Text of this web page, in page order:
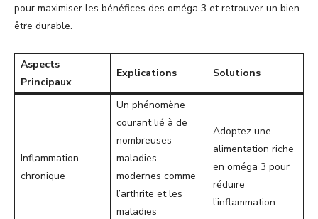
pour maximiser les bénéfices des oméga 3 et retrouver un bien-
être durable.
Aspects
Principaux
Explications Solutions
Inflammation
chronique
Un phénomène
courant lié à de
nombreuses
maladies
modernes comme
l’arthrite et les
maladies
Adoptez une
alimentation riche
en oméga 3 pour
réduire
l’inflammation.